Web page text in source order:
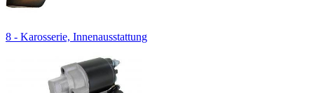
8 - Karosserie, Innenausstattung